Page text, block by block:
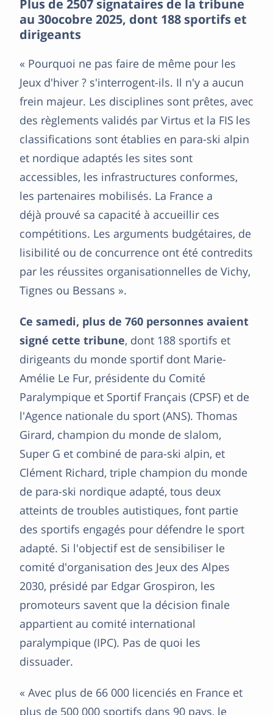
Plus de 2507 signataires de la tribune
au 30ocobre 2025, dont 188 sportifs et
dirigeants
« Pourquoi ne pas faire de même pour les
Jeux d'hiver ? s'interrogent-ils. Il n'y a aucun
frein majeur. Les disciplines sont prêtes, avec
des règlements validés par Virtus et la FIS les
classifications sont établies en para-ski alpin
et nordique adaptés les sites sont
accessibles, les infrastructures conformes,
les partenaires mobilisés. La France a
déjà prouvé sa capacité à accueillir ces
compétitions. Les arguments budgétaires, de
lisibilité ou de concurrence ont été contredits
par les réussites organisationnelles de Vichy,
Tignes ou Bessans ».
Ce samedi, plus de 760 personnes avaient
signé cette tribune, dont 188 sportifs et
dirigeants du monde sportif dont Marie-
Amélie Le Fur, présidente du Comité
Paralympique et Sportif Français (CPSF) et de
l'Agence nationale du sport (ANS). Thomas
Girard, champion du monde de slalom,
Super G et combiné de para-ski alpin, et
Clément Richard, triple champion du monde
de para-ski nordique adapté, tous deux
atteints de troubles autistiques, font partie
des sportifs engagés pour défendre le sport
adapté. Si l'objectif est de sensibiliser le
comité d'organisation des Jeux des Alpes
2030, présidé par Edgar Grospiron, les
promoteurs savent que la décision finale
appartient au comité international
paralympique (IPC). Pas de quoi les
dissuader.
« Avec plus de 66 000 licenciés en France et
plus de 500 000 sportifs dans 90 pays, le